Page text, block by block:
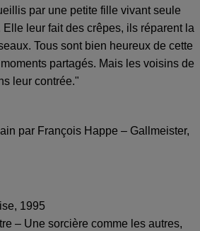
par une petite fille vivant seule
leur fait des crêpes, ils réparent la
Tous sont bien heureux de cette
partagés. Mais les voisins de
leur contrée."
par François Happe – Gallmeister,
1995
– Une sorcière comme les autres,